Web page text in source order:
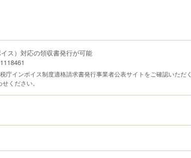
ス）対応の領収書発行が可能
庁インボイス制度適格請求書発行事業者公表サイトをご確認いただく
ください。